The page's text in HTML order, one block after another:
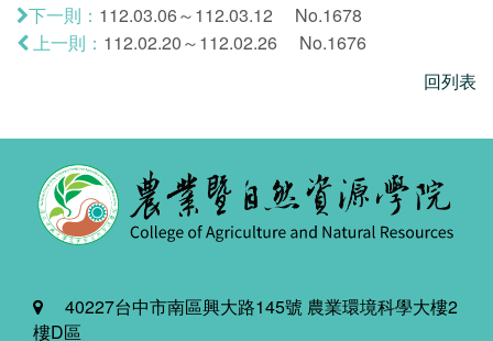
下一則： 112.03.06～112.03.12 No.1678
上一則： 112.02.20～112.02.26 No.1676
回列表
40227台中市南區興大路145號 農業環境科學大樓2
樓D區